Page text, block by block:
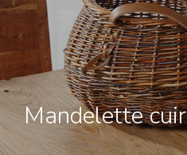
Mandelette cuir